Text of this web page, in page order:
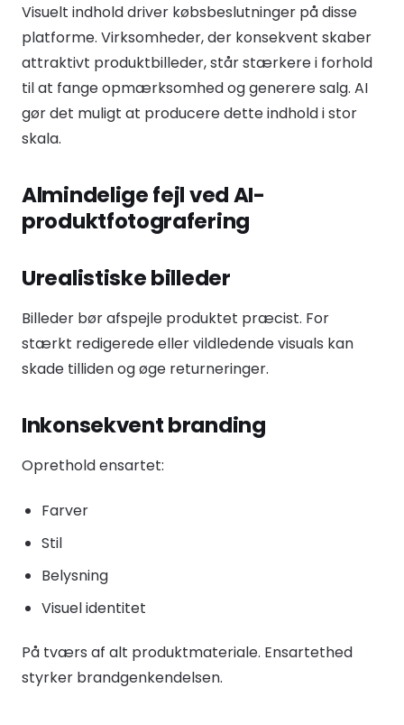
Visuelt indhold driver købsbeslutninger på disse
platforme. Virksomheder, der konsekvent skaber
attraktivt produktbilleder, står stærkere i forhold
til at fange opmærksomhed og generere salg. AI
gør det muligt at producere dette indhold i stor
skala.
Almindelige fejl ved AI-
produktfotografering
Urealistiske billeder
Billeder bør afspejle produktet præcist. For
stærkt redigerede eller vildledende visuals kan
skade tilliden og øge returneringer.
Inkonsekvent branding
Oprethold ensartet:
Farver
Stil
Belysning
Visuel identitet
På tværs af alt produktmateriale. Ensartethed
styrker brandgenkendelsen.